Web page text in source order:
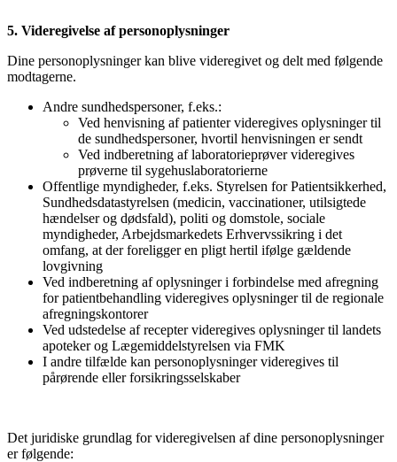
5. Videregivelse af personoplysninger
Dine personoplysninger kan blive videregivet og delt med følgende
modtagerne.
Andre sundhedspersoner, f.eks.:
Ved henvisning af patienter videregives oplysninger til
de sundhedspersoner, hvortil henvisningen er sendt
Ved indberetning af laboratorieprøver videregives
prøverne til sygehuslaboratorierne
Offentlige myndigheder, f.eks. Styrelsen for Patientsikkerhed,
Sundhedsdatastyrelsen (medicin, vaccinationer, utilsigtede
hændelser og dødsfald), politi og domstole, sociale
myndigheder, Arbejdsmarkedets Erhvervssikring i det
omfang, at der foreligger en pligt hertil ifølge gældende
lovgivning
Ved indberetning af oplysninger i forbindelse med afregning
for patientbehandling videregives oplysninger til de regionale
afregningskontorer
Ved udstedelse af recepter videregives oplysninger til landets
apoteker og Lægemiddelstyrelsen via FMK
I andre tilfælde kan personoplysninger videregives til
pårørende eller forsikringsselskaber
Det juridiske grundlag for videregivelsen af dine personoplysninger
er følgende: